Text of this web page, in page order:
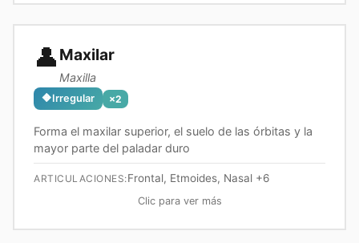
👤 Maxilar
Maxilla
🔶Irregular ×2
Forma el maxilar superior, el suelo de las órbitas y la
mayor parte del paladar duro
ARTICULACIONES:Frontal, Etmoides, Nasal+6
Clic para ver más